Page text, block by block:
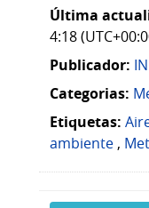
Última
4:18
Publicador:
Categorias:
Etiquetas:
ambiente ,